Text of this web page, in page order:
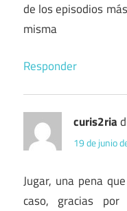
de los episodios
misma
Responder
curis2ria
19 de junio
Jugar, una pena
caso, gracias